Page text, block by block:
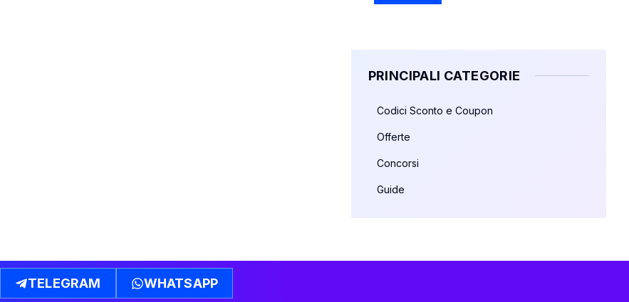
PRINCIPALI CATEGORIE
Codici Sconto e Coupon
Offerte
Concorsi
Guide
TELEGRAM WHATSAPP